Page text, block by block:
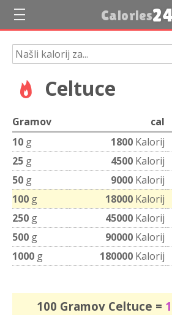
Calories24
Celtuce
Gramov cal
10 g 1800 Kalorij
25 g 4500 Kalorij
50 g 9000 Kalorij
100 g 18000 Kalorij
250 g 45000 Kalorij
500 g 90000 Kalorij
1000 g 180000 Kalorij
100 Gramov Celtuce =